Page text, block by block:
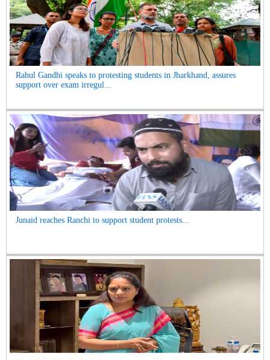
Rahul Gandhi speaks to protesting students in Jharkhand, assures
support over exam irregul...
Junaid reaches Ranchi to support student protests...